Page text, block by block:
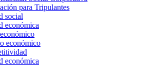
para Tripulantes
social
económica
económico
económica